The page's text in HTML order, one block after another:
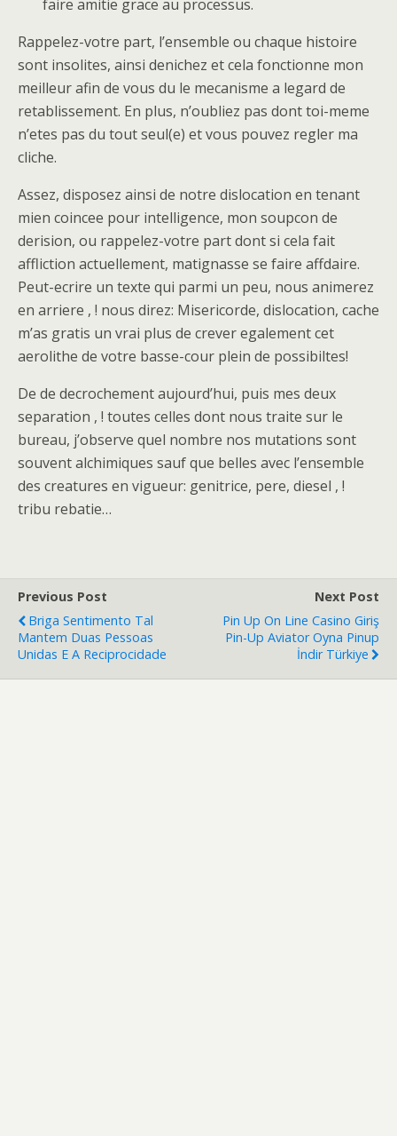
faire amitie grace au processus.
Rappelez-votre part, l’ensemble ou chaque histoire
sont insolites, ainsi denichez et cela fonctionne mon
meilleur afin de vous du le mecanisme a legard de
retablissement. En plus, n’oubliez pas dont toi-meme
n’etes pas du tout seul(e) et vous pouvez regler ma
cliche.
Assez, disposez ainsi de notre dislocation en tenant
mien coincee pour intelligence, mon soupcon de
derision, ou rappelez-votre part dont si cela fait
affliction actuellement, matignasse se faire affdaire.
Peut-ecrire un texte qui parmi un peu, nous animerez
en arriere , ! nous direz: Misericorde, dislocation, cache
m’as gratis un vrai plus de crever egalement cet
aerolithe de votre basse-cour plein de possibiltes!
De de decrochement aujourd’hui, puis mes deux
separation , ! toutes celles dont nous traite sur le
bureau, j’observe quel nombre nos mutations sont
souvent alchimiques sauf que belles avec l’ensemble
des creatures en vigueur: genitrice, pere, diesel , !
tribu rebatie…
Previous Post
Briga Sentimento Tal
Mantem Duas Pessoas
Unidas E A Reciprocidade
Next Post
Pin Up On Line Casino Giriş
Pin-Up Aviator Oyna Pinup
İndir Türkiye